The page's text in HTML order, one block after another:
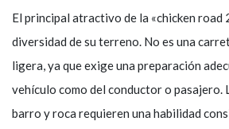
El principal atractivo de la «chicken road
diversidad de su terreno. No es una
ligera, ya que exige una preparación
vehículo como del conductor o pasajero.
barro y roca requieren una habilidad